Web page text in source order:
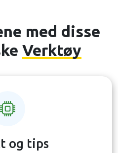
med disse
Verktøy
og tips